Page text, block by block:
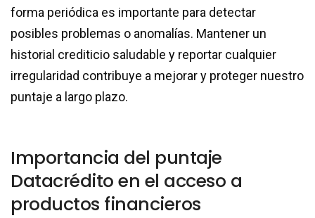
forma periódica es importante para detectar
posibles problemas o anomalías. Mantener un
historial crediticio saludable y reportar cualquier
irregularidad contribuye a mejorar y proteger nuestro
puntaje a largo plazo.
Importancia del puntaje
Datacrédito en el acceso a
productos financieros